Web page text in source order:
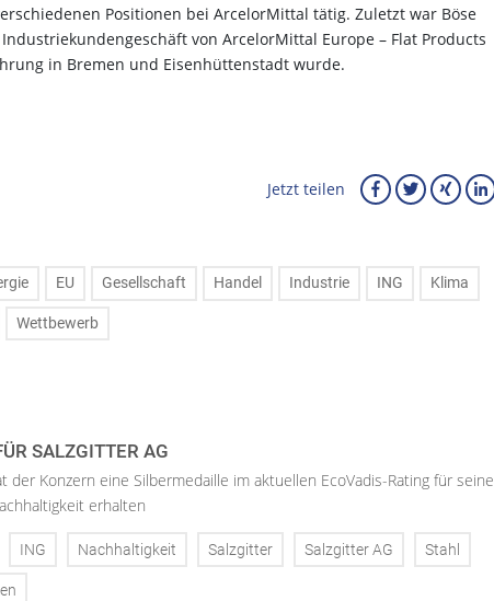
Positionen bei ArcelorMittal tätig. Zuletzt war Böse
von ArcelorMittal Europe – Flat Products
in Bremen und Eisenhüttenstadt wurde.
Jetzt teilen
EU Gesellschaft Handel Industrie ING Klima
Wettbewerb
SALZGITTER AG
der Konzern eine Silbermedaille im aktuellen EcoVadis-Rating für seine
erhalten
ING Nachhaltigkeit Salzgitter Salzgitter AG Stahl